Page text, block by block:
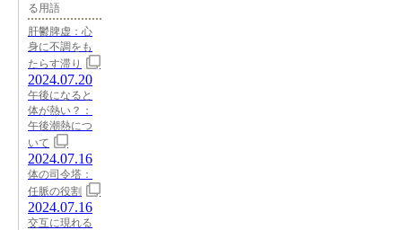
る用語
肝鬱脾虚：心
身に不調をも
たらす滞り
2024.07.20
午後になると
体が熱い？：
午後潮熱につ
いて
2024.07.16
体の司令塔：
任脈の役割
2024.07.16
交互に現れる